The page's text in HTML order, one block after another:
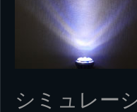
シミュレー